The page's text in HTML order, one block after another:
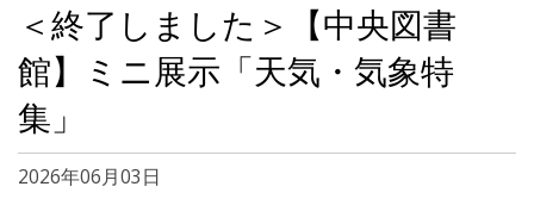
＜終了しました＞【中央図書
館】ミニ展示「天気・気象特
集」
2026年06月03日